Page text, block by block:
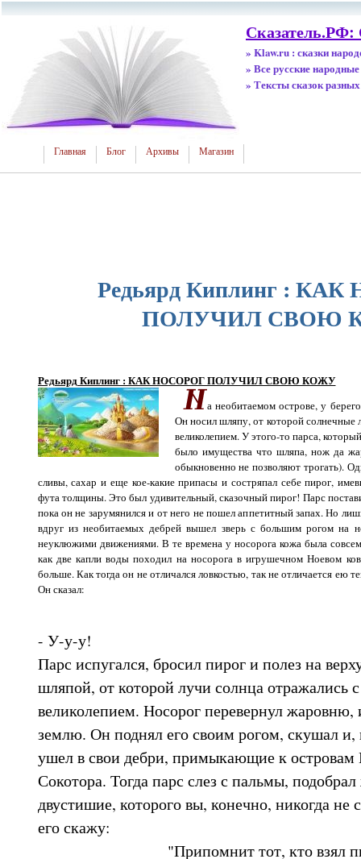
Сказатель.РФ:
» Klaw.ru : сказки
» Все русские народные
» Тексты сказок
Главная Блог Архивы Магазин
Редьярд Киплинг :
ПОЛУЧИЛ СВОЮ
Редьярд Киплинг : КАК НОСОРОГ ПОЛУЧИЛ СВОЮ КОЖУ
а необитаемом острове, у
Он носил шляпу, от которой солнечные
великолепием. У этого-то парса,
было имущества что шляпа, нож да
обыкновенно не позволяют трогать).
сливы, сахар и еще кое-какие припасы и состряпал себе пирог,
фута толщины. Это был удивительный, сказочный пирог! Парс
пока он не зарумянился и от него не пошел аппетитный запах. Но
вдруг из необитаемых дебрей вышел зверь с большим рогом на
неуклюжими движениями. В те времена у носорога кожа была
как две капли воды походил на носорога в игрушечном Ноевом
больше. Как тогда он не отличался ловкостью, так не отличается ею
Он сказал:
- У-у-у!
Парс испугался, бросил пирог и полез на
шляпой, от которой лучи солнца отражались
великолепием. Носорог перевернул жаровню,
землю. Он поднял его своим рогом, скушал и,
ушел в свои дебри, примыкающие к островам
Сокотора. Тогда парс слез с пальмы,
двустишие, которого вы, конечно, никогда не
его скажу:
"Припомнит тот, кто взял